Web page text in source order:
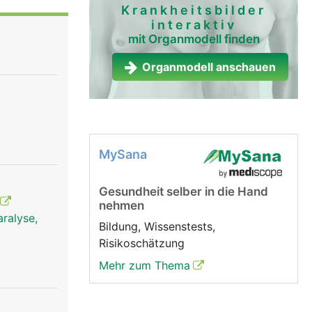
Krankheitsbilder
interaktiv
mit Organmodell finden
Organmodell anschauen
MySana
Gesundheit selber in die Hand
nehmen
Bildung, Wissenstests,
Risikoschätzung
Mehr zum Thema